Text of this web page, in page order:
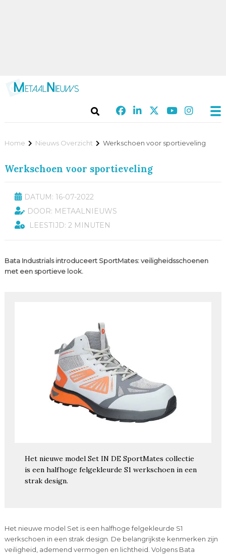
Home Nieuws Overzicht Werkschoen voor sportieveling
Werkschoen voor sportieveling
DATUM: 16-07-2022
DOOR: METAALNIEUWS
LEESTIJD: 2 MINUTEN
Bata Industrials introduceert SportMates: veiligheidsschoenen
met een sportieve look.
Het nieuwe model Set IN DE SportMates collectie
is een halfhoge felgekleurde S1 werkschoen in een
strak design.
Het nieuwe model Set is een halfhoge felgekleurde S1
werkschoen in een strak design. De belangrijkste kenmerken zijn
veiligheid, ademend vermogen en lichtheid. Volgens Bata